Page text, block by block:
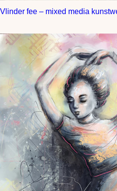
Vlinder fee – mixed media